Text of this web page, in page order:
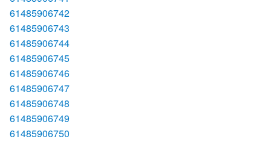
61485906742
61485906743
61485906744
61485906745
61485906746
61485906747
61485906748
61485906749
61485906750